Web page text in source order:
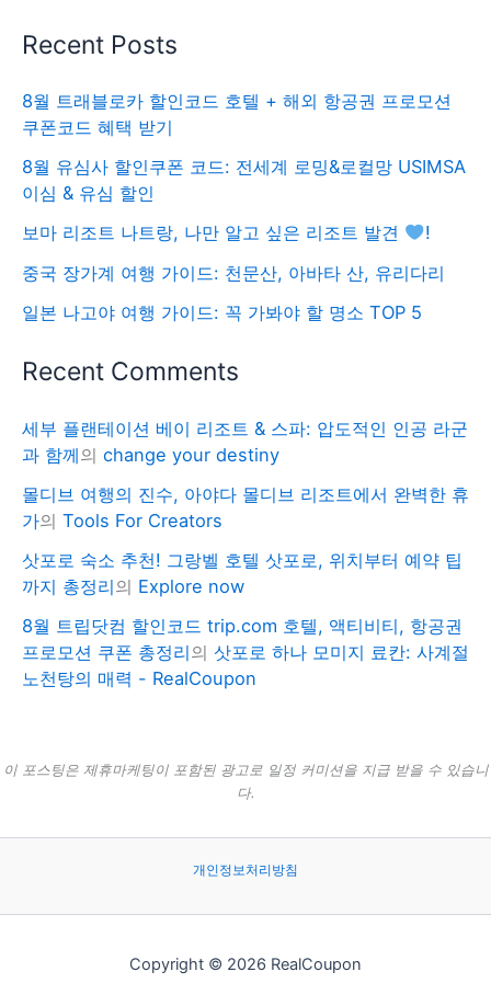
Recent Posts
8월 트래블로카 할인코드 호텔 + 해외 항공권 프로모션
쿠폰코드 혜택 받기
8월 유심사 할인쿠폰 코드: 전세계 로밍&로컬망 USIMSA
이심 & 유심 할인
보마 리조트 나트랑, 나만 알고 싶은 리조트 발견
!
중국 장가계 여행 가이드: 천문산, 아바타 산, 유리다리
일본 나고야 여행 가이드: 꼭 가봐야 할 명소 TOP 5
Recent Comments
세부 플랜테이션 베이 리조트 & 스파: 압도적인 인공 라군
과 함께의 change your destiny
몰디브 여행의 진수, 아야다 몰디브 리조트에서 완벽한 휴
가의 Tools For Creators
삿포로 숙소 추천! 그랑벨 호텔 삿포로, 위치부터 예약 팁
까지 총정리의 Explore now
8월 트립닷컴 할인코드 trip.com 호텔, 액티비티, 항공권
프로모션 쿠폰 총정리의 삿포로 하나 모미지 료칸: 사계절
노천탕의 매력 - RealCoupon
이 포스팅은 제휴마케팅이 포함된 광고로 일정 커미션을 지급 받을 수 있습니
다.
개인정보처리방침
Copyright © 2026 RealCoupon